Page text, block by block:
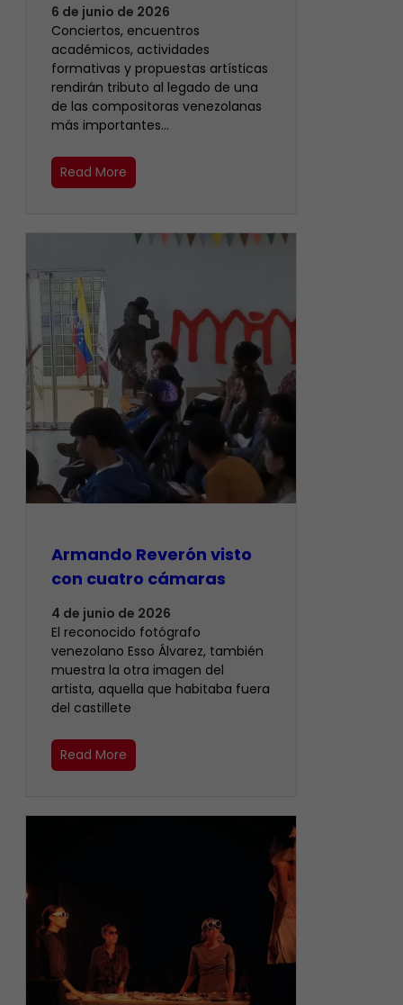
6 de junio de 2026
Conciertos, encuentros
académicos, actividades
formativas y propuestas artísticas
rendirán tributo al legado de una
de las compositoras venezolanas
más importantes…
Read More
Armando Reverón visto
con cuatro cámaras
4 de junio de 2026
‎El reconocido fotógrafo
venezolano Esso Álvarez, también
muestra la otra imagen del
artista, aquella que habitaba fuera
del castillete ‎
Read More